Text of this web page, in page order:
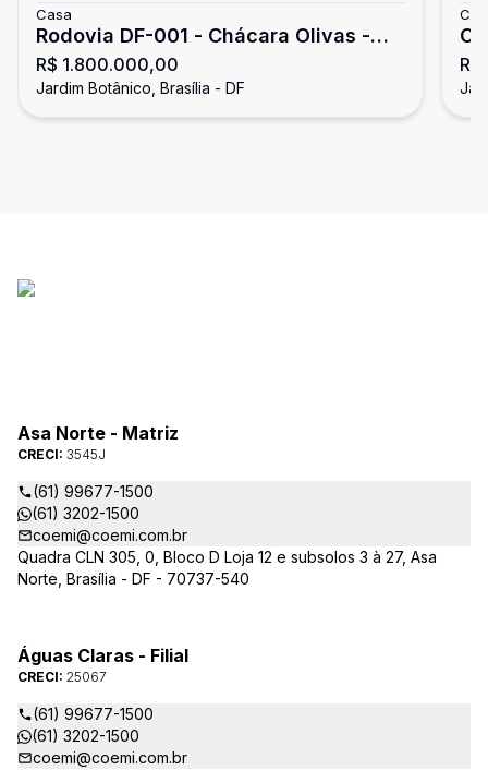
Casa
Rodovia DF-001 - Chácara Olivas -
Casa com 3 quartos suítes à venda -
Altiplano Leste
R$ 1.800.000,00
Jardim Botânico, Brasília - DF
à
Asa Norte - Matriz
CRECI: 3545J
(61) 99677-1500
(61) 3202-1500
coemi@coemi.com.br
Quadra CLN 305, 0, Bloco D Loja 12 e subsolos 3 à 27, Asa
Norte, Brasília - DF - 70737-540
Águas Claras - Filial
CRECI: 25067
(61) 99677-1500
(61) 3202-1500
coemi@coemi.com.br